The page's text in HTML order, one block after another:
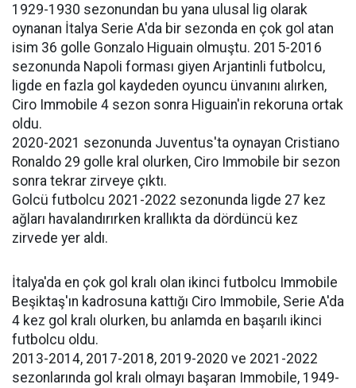
1929-1930 sezonundan bu yana ulusal lig olarak
oynanan İtalya Serie A'da bir sezonda en çok gol atan
isim 36 golle Gonzalo Higuain olmuştu. 2015-2016
sezonunda Napoli forması giyen Arjantinli futbolcu,
ligde en fazla gol kaydeden oyuncu ünvanını alırken,
Ciro Immobile 4 sezon sonra Higuain'in rekoruna ortak
oldu.
2020-2021 sezonunda Juventus'ta oynayan Cristiano
Ronaldo 29 golle kral olurken, Ciro Immobile bir sezon
sonra tekrar zirveye çıktı.
Golcü futbolcu 2021-2022 sezonunda ligde 27 kez
ağları havalandırırken krallıkta da dördüncü kez
zirvede yer aldı.
İtalya'da en çok gol kralı olan ikinci futbolcu Immobile
Beşiktaş'ın kadrosuna kattığı Ciro Immobile, Serie A'da
4 kez gol kralı olurken, bu anlamda en başarılı ikinci
futbolcu oldu.
2013-2014, 2017-2018, 2019-2020 ve 2021-2022
sezonlarında gol kralı olmayı başaran Immobile, 1949-